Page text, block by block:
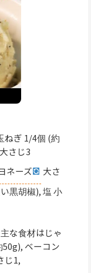
ねぎ 1/4個 (約
さじ3
ネーズ
大さ
黒胡椒), 塩 小
な食材はじゃ
ベーコン
じ1,